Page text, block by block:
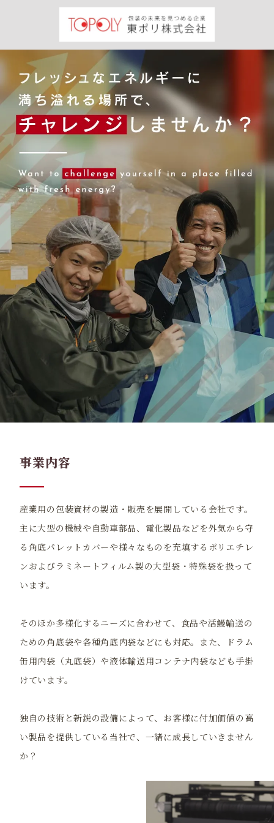
事業内容
産業用の包装資材の製造・販売を展開している会社です。
主に大型の機械や自動車部品、電化製品などを外気から守
る角底パレットカバーや様々なものを充填するポリエチレ
ンおよびラミネートフィルム製の大型袋・特殊袋を扱って
います。
そのほか多様化するニーズに合わせて、食品や活鰻輸送の
ための角底袋や各種角底内袋などにも対応。また、ドラム
缶用内袋（丸底袋）や液体輸送用コンテナ内袋なども手掛
けています。
独自の技術と新鋭の設備によって、お客様に付加価値の高
い製品を提供している当社で、一緒に成長していきません
か？